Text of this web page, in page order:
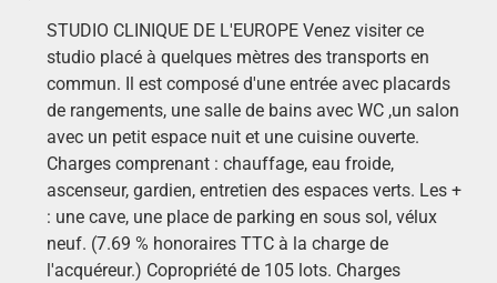
STUDIO CLINIQUE DE L'EUROPE Venez visiter ce
studio placé à quelques mètres des transports en
commun. Il est composé d'une entrée avec placards
de rangements, une salle de bains avec WC ,un salon
avec un petit espace nuit et une cuisine ouverte.
Charges comprenant : chauffage, eau froide,
ascenseur, gardien, entretien des espaces verts. Les +
: une cave, une place de parking en sous sol, vélux
neuf. (7.69 % honoraires TTC à la charge de
l'acquéreur.) Copropriété de 105 lots. Charges